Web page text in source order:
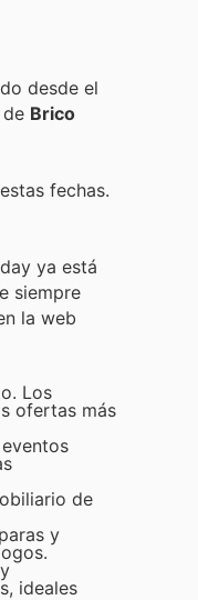
desde el
Brico
fechas.
ya está
siempre
la web
Los
ofertas más
de
y
ideales